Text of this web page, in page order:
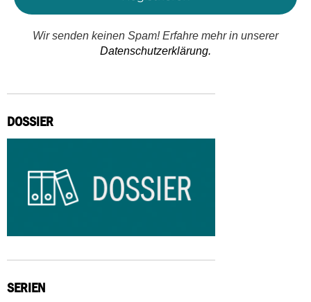
Wir senden keinen Spam! Erfahre mehr in unserer
Datenschutzerklärung.
DOSSIER
SERIEN